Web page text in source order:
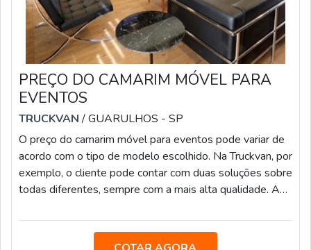
PREÇO DO CAMARIM MÓVEL PARA
EVENTOS
TRUCKVAN/ GUARULHOS - SP
O preço do camarim móvel para eventos pode variar de
acordo com o tipo de modelo escolhido. Na Truckvan, por
exemplo, o cliente pode contar com duas soluções sobre
todas diferentes, sempre com a mais alta qualidade. A
autonomia de energia e climatização. Além disso, o